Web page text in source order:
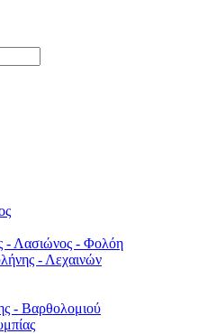
- Λασιώνος - Φολόη
- Λεχαινών
- Βαρθολομιού